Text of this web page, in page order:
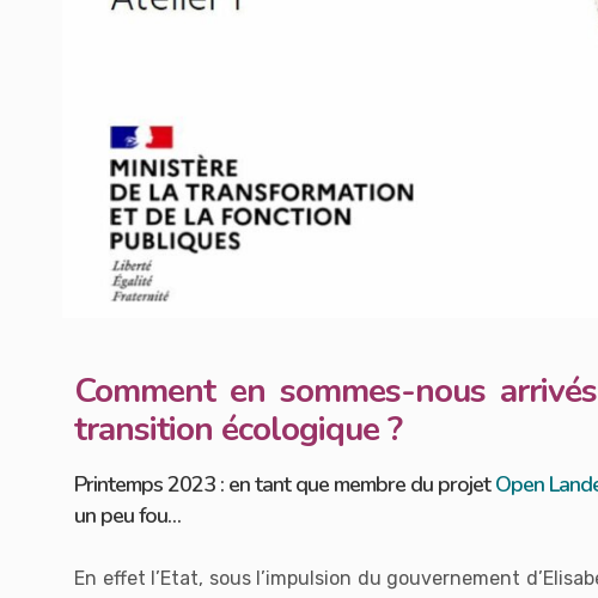
Commenten sommes-nous
transition écologique ?
Printemps 2023 : en tant que membre du projetOpen
un peu fou…
En effet l’Etat, sous l’impulsion du gouvernement